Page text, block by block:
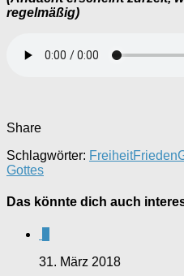
regelmäßig)
Share
Schlagwörter: FreiheitFrieden
Gottes
Das könnte dich auch
31. März 2018